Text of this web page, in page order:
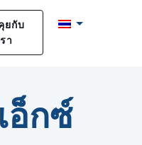
ยกับ
า
อ็กซ์